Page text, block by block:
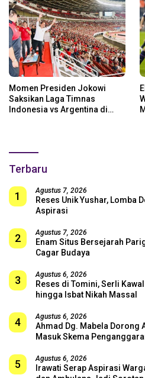
Momen Presiden Jokowi
Saksikan Laga Timnas
Indonesia vs Argentina di
Terbaru
1 Agustus 7, 2026
Reses Unik Yushar, Lomba
Aspirasi
2 Agustus 7, 2026
Enam Situs Bersejarah
Cagar Budaya
3 Agustus 6, 2026
Reses di Tomini, Serli
hingga Isbat Nikah Massal
4 Agustus 6, 2026
Ahmad Dg. Mabela Dorong
Masuk Skema
5 Agustus 6, 2026
Irawati Serap Aspirasi